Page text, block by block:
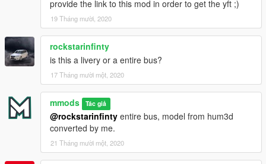
provide the link to this mod in order to get the yft ;)
19 Tháng mười, 2020
rockstarinfinty
is this a livery or a entire bus?
17 Tháng mười một, 2020
mmods Tác giả
@rockstarinfinty entire bus, model from hum3d
converted by me.
21 Tháng mười một, 2020